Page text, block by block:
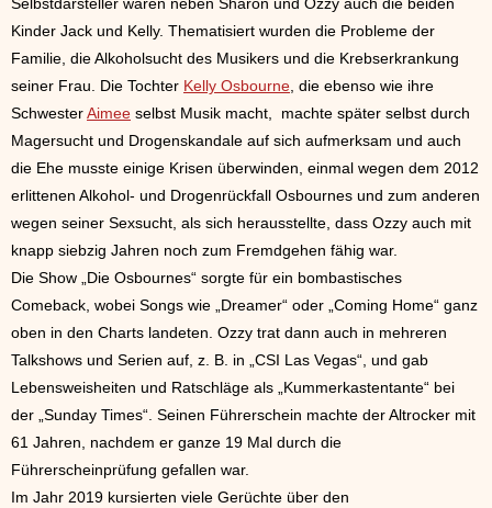
Selbstdarsteller waren neben Sharon und Ozzy auch die beiden
Kinder Jack und Kelly. Thematisiert wurden die Probleme der
Familie, die Alkoholsucht des Musikers und die Krebserkrankung
seiner Frau. Die Tochter Kelly Osbourne, die ebenso wie ihre
SchwesterAimee selbst Musik macht, machte später selbst durch
Magersucht und Drogenskandale auf sich aufmerksam und auch
die Ehe musste einige Krisen überwinden, einmal wegen dem 2012
erlittenen Alkohol- und Drogenrückfall Osbournes und zum anderen
wegen seiner Sexsucht, als sich herausstellte, dass Ozzy auch mit
knapp siebzig Jahren noch zum Fremdgehen fähig war.
Die Show „Die Osbournes“ sorgte für ein bombastisches
Comeback, wobei Songs wie „Dreamer“ oder „Coming Home“ ganz
oben in den Charts landeten. Ozzy trat dann auch in mehreren
Talkshows und Serien auf, z. B. in „CSI Las Vegas“, und gab
Lebensweisheiten und Ratschläge als „Kummerkastentante“ bei
der „Sunday Times“. Seinen Führerschein machte der Altrocker mit
61 Jahren, nachdem er ganze 19 Mal durch die
Führerscheinprüfung gefallen war.
Im Jahr 2019 kursierten viele Gerüchte über den